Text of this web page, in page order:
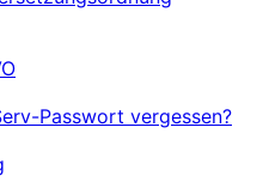
Passwort vergessen?